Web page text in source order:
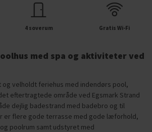
4 soverum Gratis Wi-Fi
med spa og aktiviteter ved
velholdt feriehus med indendørs pool,
eftertragtede område ved Egsmark Strand
dejlig badestrand med badebro og til
er flere gode terrasse med gode læforhold,
poolrum samt udstyret med